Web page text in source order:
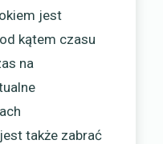
jest
kątem czasu
na
także zabrać